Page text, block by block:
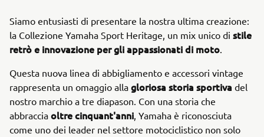
Siamo entusiasti di presentare la nostra ultima creazione:
la Collezione Yamaha Sport Heritage, un mix unico di stile
retrò e innovazione per gli appassionati di moto.
Questa nuova linea di abbigliamento e accessori vintage
rappresenta un omaggio alla gloriosa storia sportiva del
nostro marchio a tre diapason. Con una storia che
abbraccia oltre cinquant'anni, Yamaha è riconosciuta
come uno dei leader nel settore motociclistico non solo